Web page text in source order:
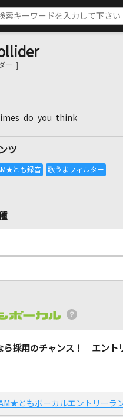
ー ]
do you think
ツ
ら採用のチャンス！ エント
ともボーカルエントリーラ